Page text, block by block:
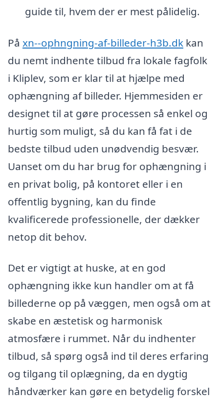
guide til, hvem der er mest pålidelig.
På xn--ophngning-af-billeder-h3b.dk kan
du nemt indhente tilbud fra lokale fagfolk
i Kliplev, som er klar til at hjælpe med
ophængning af billeder. Hjemmesiden er
designet til at gøre processen så enkel og
hurtig som muligt, så du kan få fat i de
bedste tilbud uden unødvendig besvær.
Uanset om du har brug for ophængning i
en privat bolig, på kontoret eller i en
offentlig bygning, kan du finde
kvalificerede professionelle, der dækker
netop dit behov.
Det er vigtigt at huske, at en god
ophængning ikke kun handler om at få
billederne op på væggen, men også om at
skabe en æstetisk og harmonisk
atmosfære i rummet. Når du indhenter
tilbud, så spørg også ind til deres erfaring
og tilgang til oplægning, da en dygtig
håndværker kan gøre en betydelig forskel